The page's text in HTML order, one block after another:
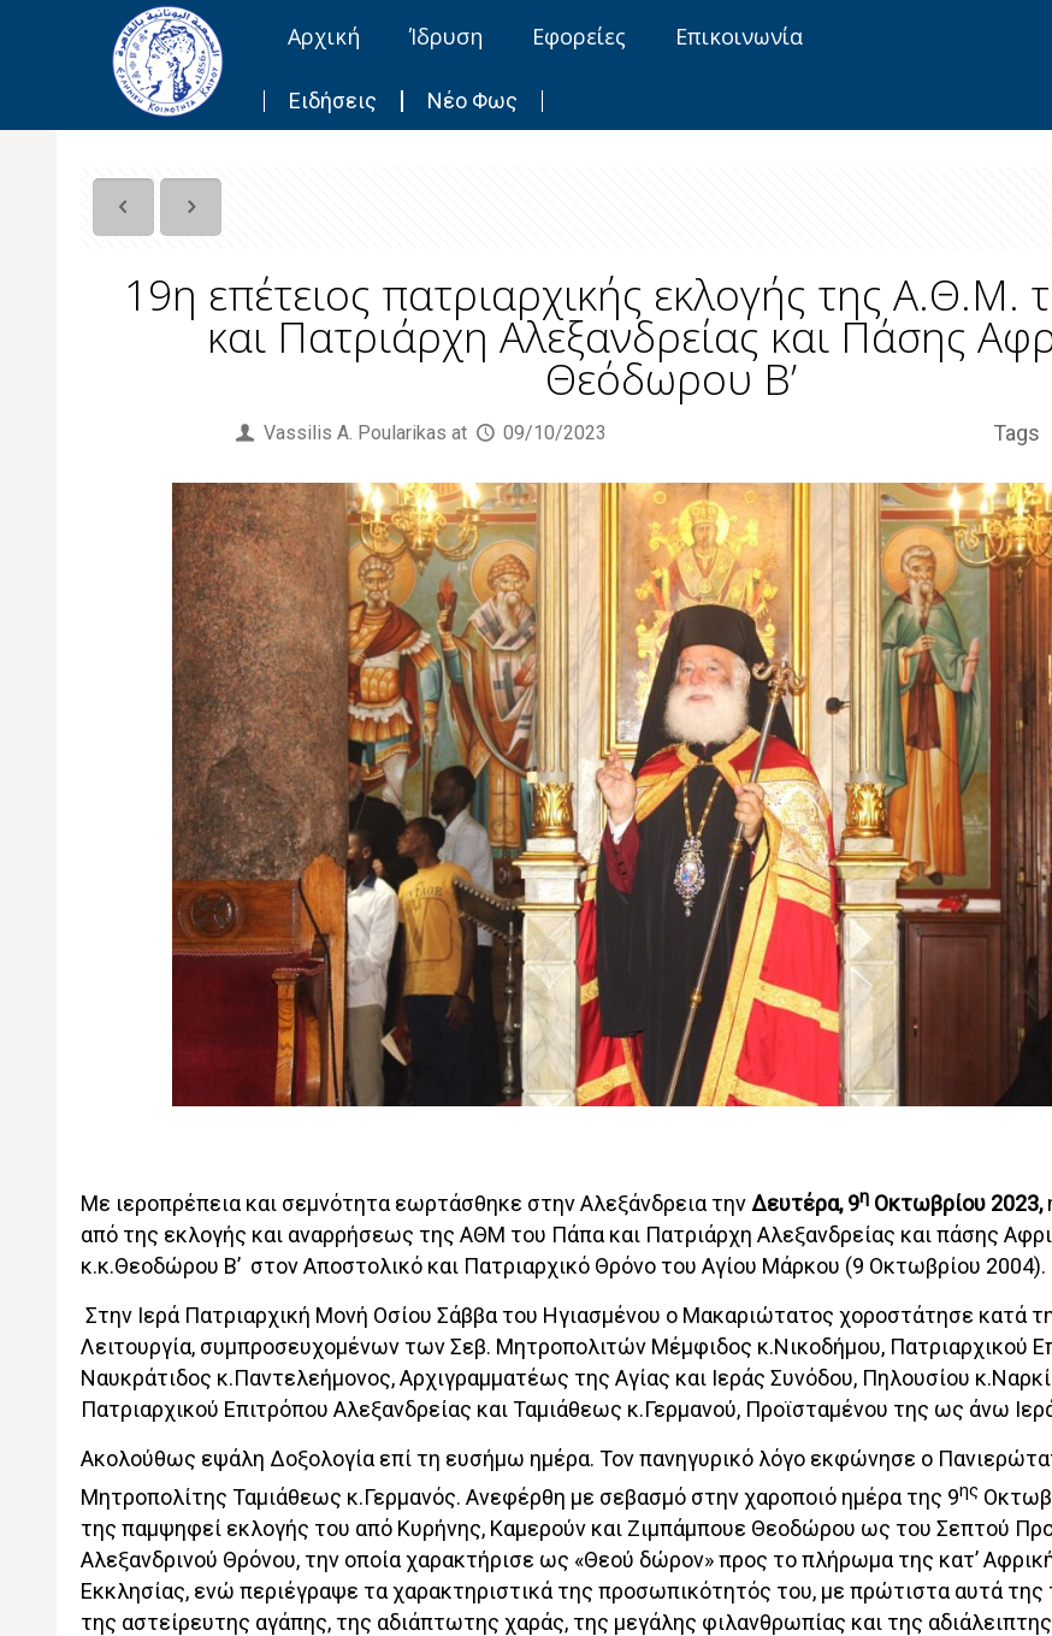
Αρχική Ίδρυση Εφορείες Επικοινωνία
Ειδήσεις Νέο Φως
19η επέτειος πατριαρχικής εκλογής της Α.Θ.Μ.
και Πατριάρχη Αλεξανδρείας και Πάσης
Θεόδωρου Β’
Vassilis Α. Poularikas at 09/10/2023 Tags
Με ιεροπρέπεια και σεμνότητα εωρτάσθηκε στην Αλεξάνδρεια τηνΔευτέρα, 9ηΟκτωβρίου 2023,
από της εκλογής και αναρρήσεως της ΑΘΜ του Πάπα και Πατριάρχη Αλεξανδρείας και πάσης
κ.κ.Θεοδώρου Β’ στον Αποστολικό και Πατριαρχικό Θρόνο του Αγίου Μάρκου (9 Οκτωβρίου 2004).
Στην Ιερά Πατριαρχική Μονή Οσίου Σάββα του Ηγιασμένου ο Μακαριώτατος χοροστάτησε κατά
Λειτουργία, συμπροσευχομένων των Σεβ. Μητροπολιτών Μέμφιδος κ.Νικοδήμου, Πατριαρχικού
Ναυκράτιδος κ.Παντελεήμονος, Αρχιγραμματέως της Αγίας και Ιεράς Συνόδου, Πηλουσίου
Πατριαρχικού Επιτρόπου Αλεξανδρείας και Ταμιάθεως κ.Γερμανού, Προϊσταμένου της ως άνω
Ακολούθως εψάλη Δοξολογία επί τη ευσήμω ημέρα. Τον πανηγυρικό λόγο εκφώνησε ο
Μητροπολίτης Ταμιάθεως κ.Γερμανός. Ανεφέρθη με σεβασμό στην χαροποιό ημέρα της 9ης
της παμψηφεί εκλογής του από Κυρήνης, Καμερούν και Ζιμπάμπουε Θεοδώρου ως του Σεπτού
Αλεξανδρινού Θρόνου, την οποία χαρακτήρισε ως «Θεού δώρον» προς το πλήρωμα της κατ’
Εκκλησίας, ενώ περιέγραψε τα χαρακτηριστικά της προσωπικότητός του, με πρώτιστα αυτά
της αστείρευτης αγάπης, της αδιάπτωτης χαράς, της μεγάλης φιλανθρωπίας και της αδιάλειπτης